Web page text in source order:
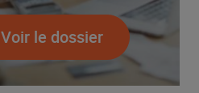
Voir le dossier